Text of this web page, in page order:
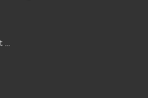
…